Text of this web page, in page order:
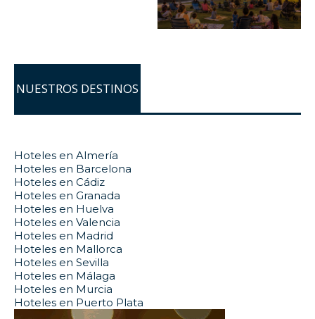
NUESTROS DESTINOS
Hoteles en Almería
Hoteles en Barcelona
Hoteles en Cádiz
Hoteles en Granada
Hoteles en Huelva
Hoteles en Valencia
Hoteles en Madrid
Hoteles en Mallorca
Hoteles en Sevilla
Hoteles en Málaga
Hoteles en Murcia
Hoteles en Puerto Plata